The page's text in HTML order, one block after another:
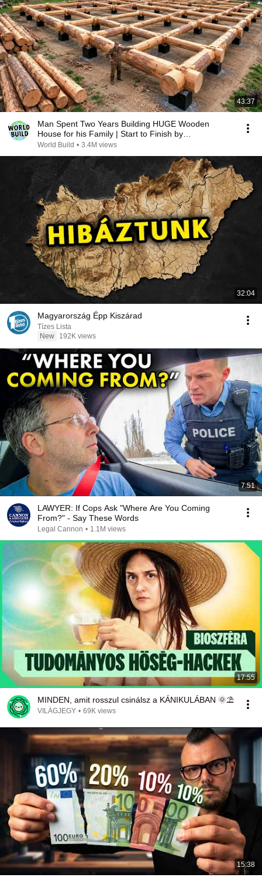
43:37
Man Spent Two Years Building HUGE Wooden
House for his Family | Start to Finish by
@bjornbrenton
World Build • 3.4M views
32:04
Magyarország Épp Kiszárad
Tízes Lista
New
192K views
7:51
LAWYER: If Cops Ask "Where Are You Coming
From?" - Say These Words
Legal Cannon • 1.1M views
17:55
MINDEN, amit rosszul csinálsz a KÁNIKULÁBAN 🌞⛱️
VILÁGJEGY • 69K views
15:38